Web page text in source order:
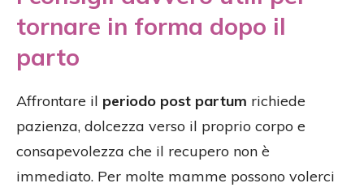
tornare in forma dopo il
parto
Affrontare il periodo post partum richiede
pazienza, dolcezza verso il proprio corpo e
consapevolezza che il recupero non è
immediato. Per molte mamme possono volerci